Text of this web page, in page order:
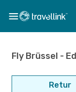
Fly Brüssel -
Retur